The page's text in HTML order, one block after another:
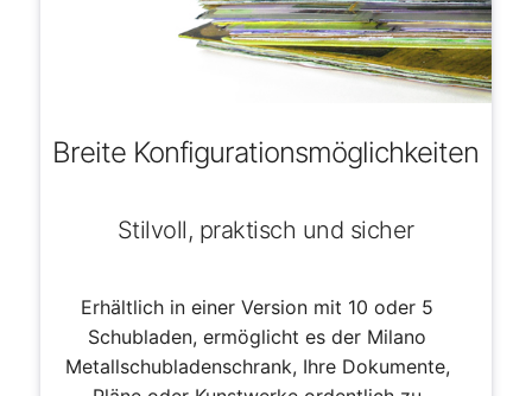
Breite Konfigurationsmöglichkeiten
Stilvoll, praktisch und sicher
Erhältlich in einer Version mit 10 oder 5
Schubladen, ermöglicht es der Milano
Metallschubladenschrank, Ihre Dokumente,